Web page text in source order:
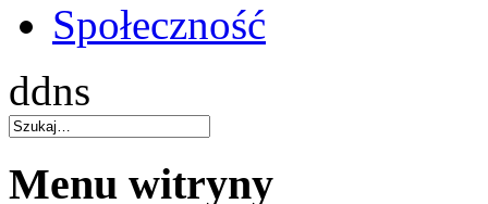
Społeczność
ddns
Menu witryny